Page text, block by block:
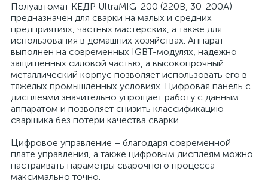
Полуавтомат КЕДР UltraMIG-200 (220В, 30-200А) -
предназначен для сварки на малых и средних
предприятиях, частных мастерских, а также для
использования в домашних хозяйствах. Аппарат
выполнен на современных IGBT-модулях, надежно
защищенных силовой частью, а высокопрочный
металлический корпус позволяет использовать его в
тяжелых промышленных условиях. Цифровая панель с
дисплеями значительно упрощает работу с данным
аппаратом и позволяет снизить классификацию
сварщика без потери качества сварки.
Цифровое управление – благодаря современной
плате управления, а также цифровым дисплеям можно
настраивать параметры сварочного процесса
максимально точно.